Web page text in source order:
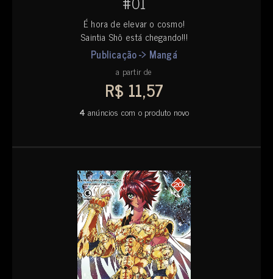
É hora de elevar o cosmo!
Saintia Shô está chegando!!!
Publicação -> Mangá
a partir de
R$ 11,57
4 anúncios com o produto novo